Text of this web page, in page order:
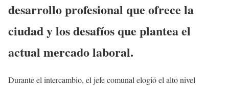
desarrollo profesional que ofrece la
ciudad y los desafíos que plantea el
actual mercado laboral.
Durante el intercambio, el jefe comunal elogió el alto nivel